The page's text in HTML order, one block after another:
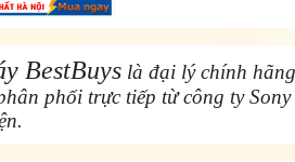
BestBuys là đại lý chính
phối trực tiếp từ công ty